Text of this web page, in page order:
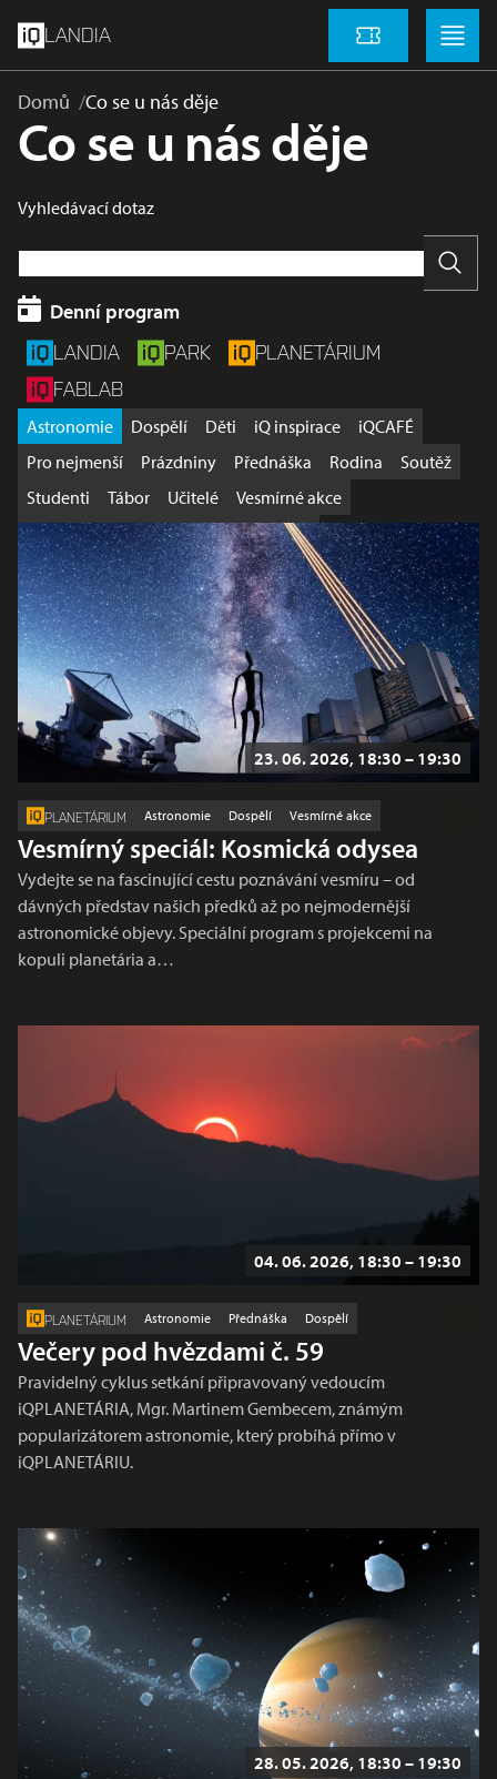
LANDIA Vstupenky
Menu
Domů Co se u nás děje
Co se u nás děje
Vyhledávací dotaz
Denní program
LANDIA PARK
PLANETÁRIUM
FABLAB
Astronomie Dospělí Děti iQ inspirace
iQCAFÉ
Pro nejmenší
Prázdniny Přednáška Rodina
Soutěž
Studenti
Tábor Učitelé
Vesmírné akce
Výhodná nabídka
Workshop Školy
23. 06. 2026, 18:30 – 19:30
PLANETÁRIUM Astronomie Dospělí Vesmírné akce
Vesmírný speciál: Kosmická odysea
Vydejte se na fascinující cestu poznávání vesmíru – od
dávných představ našich předků až po nejmodernější
astronomické objevy. Speciální program s projekcemi na
kopuli planetária a…
04. 06. 2026, 18:30 – 19:30
PLANETÁRIUM Astronomie Přednáška Dospělí
Večery pod hvězdami č. 59
Pravidelný cyklus setkání připravovaný vedoucím
iQPLANETÁRIA, Mgr. Martinem Gembecem, známým
popularizátorem astronomie, který probíhá přímo v
iQPLANETÁRIU.
28. 05. 2026, 18:30 – 19:30